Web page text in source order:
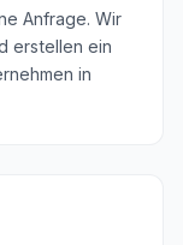
Anfrage. Wir
erstellen ein
in